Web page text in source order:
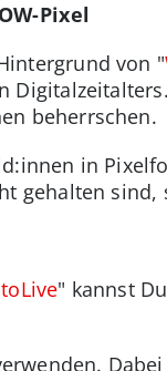
Pixel
von "
beherrschen.
in
gehalten
" kannst